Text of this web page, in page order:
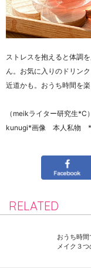
ストレスを抱えると体調
ん。お気に入りのドリン
近道かも。おうち時間を
（meikライター研究生*C）
kunugi*画像 本人私物 *
RELATED
おうち時
メイク３つ